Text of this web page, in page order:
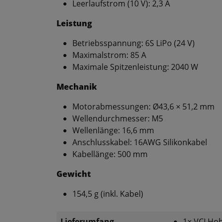
Leerlaufstrom (10 V): 2,3 A
Leistung
Betriebsspannung: 6S LiPo (24 V)
Maximalstrom: 85 A
Maximale Spitzenleistung: 2040 W
Mechanik
Motorabmessungen: Ø43,6 × 51,2 mm
Wellendurchmesser: M5
Wellenlänge: 16,6 mm
Anschlusskabel: 16AWG Silikonkabel
Kabellänge: 500 mm
Gewicht
154,5 g (inkl. Kabel)